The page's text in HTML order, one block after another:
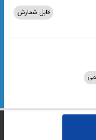
قابل شمارش